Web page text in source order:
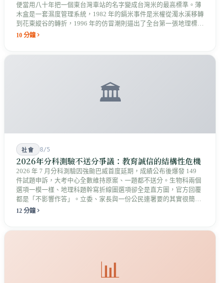
便當用八十年把一個東台灣車站的名字變成台灣米的最高標準。薄
木盒是一套濕度管理系統，1982 年的鎘米事件是米權從濁水溪移轉
到花東縱谷的轉折，1996 年的仿冒潮則逼出了全台第一張地理標誌
證明標章。
10 分鐘
🏛️
社會 8/5
2026年分科測驗不送分爭議：教育誠信的結構性危機
2026 年 7 月分科測驗因強颱巴威首度延期，成績公布後爆發 149
件試題申訴，大考中心全數維持原案、一題都不送分。生物科兩個
選項一模一樣、地理科題幹寫折線圖選項卻全是直方圖，官方回覆
都是「不影響作答」。立委、家長與一份公民連署要的其實很簡
單：拿出能被檢驗的依據，而不只是一句結論。
12 分鐘
📊